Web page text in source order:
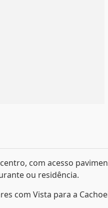
com acesso
ou residência.
com Vista para a